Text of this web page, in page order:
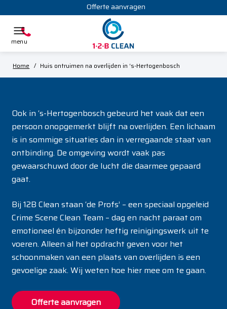
Offerte aanvragen
Home / Huis ontruimen na overlijden in ‘s-Hertogenbosch
Ook in ‘s-Hertogenbosch gebeurd het vaak dat een
persoon onopgemerkt blijft na overlijden. Een lichaam
is in sommige situaties dan in verregaande staat van
ontbinding. De omgeving wordt vaak pas
gewaarschuwd door de lucht die daarmee gepaard
gaat.
Bij 12B Clean staan ‘de Profs’ – een speciaal opgeleid
Crime Scene Clean Team – dag en nacht paraat om
emotioneel én bijzonder heftig reinigingswerk uit te
voeren. Alleen al het opdracht geven voor het
schoonmaken van een plaats van overlijden is een
gevoelige zaak. Wij weten hoe hier mee om te gaan.
Offerte aanvragen